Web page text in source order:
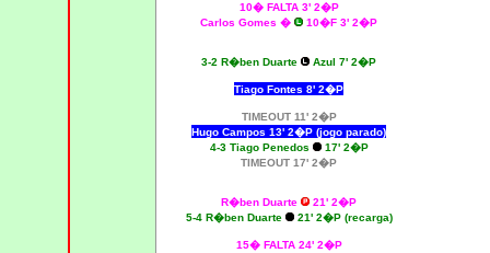
10� FALTA 3' 2�P
Carlos Gomes �
10�F 3' 2�P
3-2 R�ben Duarte Azul 7' 2�P
Tiago Fontes 8' 2�P
TIMEOUT 11' 2�P
Hugo Campos 13' 2�P (jogo parado)
4-3 Tiago Penedos
17' 2�P
TIMEOUT 17' 2�P
R�ben Duarte
21' 2�P
5-4 R�ben Duarte
21' 2�P (recarga)
15� FALTA 24' 2�P